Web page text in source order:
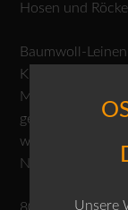
Hosen und
Baumwoll-
Kleidungsstück
Mögliche
gewünschter
wurde in
Naturfasern sind
Unsere